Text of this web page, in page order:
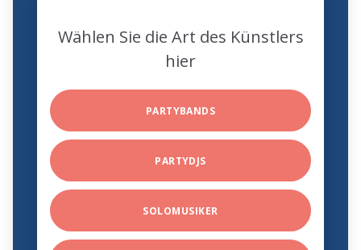
Wählen Sie die Art des Künstlers
hier
PARTYBANDS
PARTYDJS
SOLOMUSIKER